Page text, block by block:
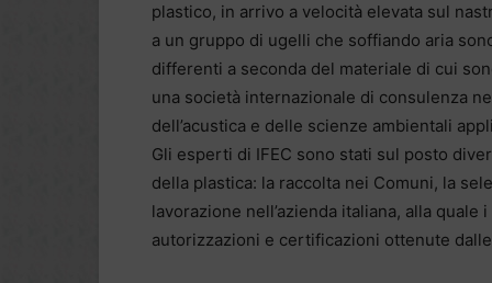
plastico, in arrivo a velocità elevata sul
a un gruppo di ugelli che soffiando aria
differenti a seconda del materiale di cui
una società internazionale di consulenza
dell’acustica e delle scienze ambientali
Gli esperti di IFEC sono stati sul posto
della plastica: la raccolta nei Comuni, la
lavorazione nell’azienda italiana, alla
autorizzazioni e certificazioni ottenute